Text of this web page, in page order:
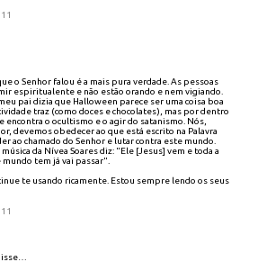
o Senhor falou é a mais pura verdade. As pessoas
espiritualente e não estão orando e nem vigiando.
pai dizia que Halloween parece ser uma coisa boa
traz (como doces e chocolates), mas por dentro
encontra o ocultismo e o agir do satanismo. Nós,
devemos obedecer ao que está escrito na Palavra
ao chamado do Senhor e lutar contra este mundo.
da Nívea Soares diz: "Ele [Jesus] vem e toda a
tem já vai passar".
te usando ricamente. Estou sempre lendo os seus